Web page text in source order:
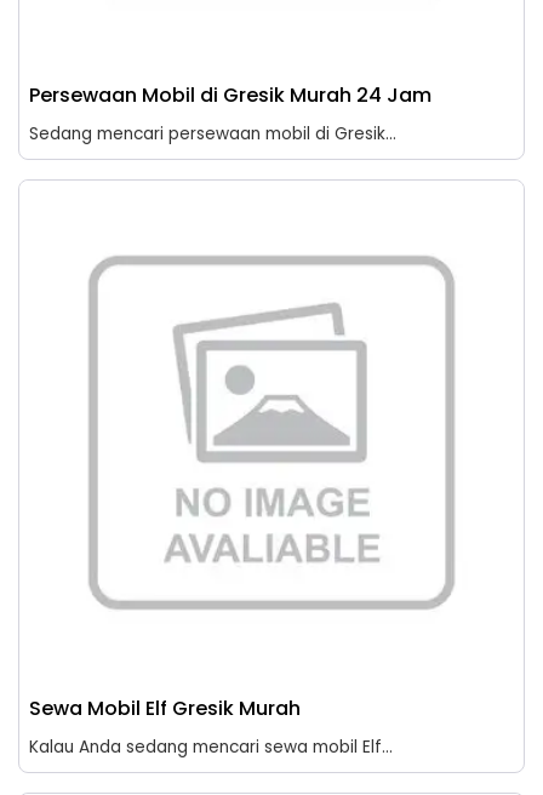
Persewaan Mobil di Gresik Murah 24 Jam
Sedang mencari persewaan mobil di Gresik...
Sewa Mobil Elf Gresik Murah
Kalau Anda sedang mencari sewa mobil Elf...